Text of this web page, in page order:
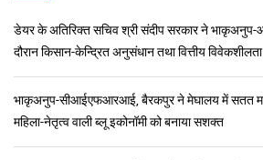
समाचार और हाइलाइट्स
डेयर के अतिरिक्त सचिव श्री संदीप सरकार ने भाकृअनुप-
दौरान किसान-केन्द्रित अनुसंधान तथा वित्तीय
डॉ. मांगी लाल जाट
सचिव (डेयर) एवं महानिदेशक(आईसीएआर)